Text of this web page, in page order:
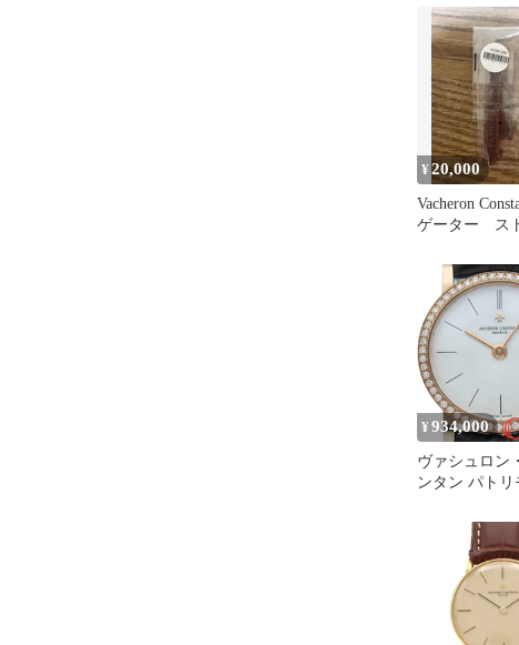
ニー 25593/
PG ダイヤモ
クォーツ ホワ
ィース 【中古
¥20,000
Vacheron
ゲーター ス
¥ 934,000
ヴァシュロン
ンタン パトリ
ース時計 ダイ
25593/000R-